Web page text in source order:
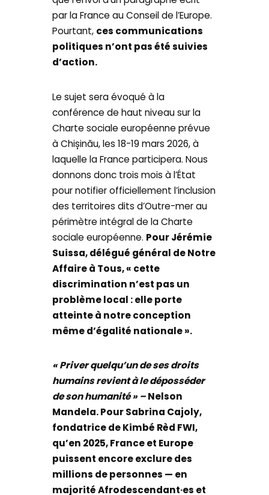
par la France au Conseil de l’Europe.
Pourtant, ces communications
politiques n’ont pas été suivies
d’action.
Le sujet sera évoqué à la
conférence de haut niveau sur la
Charte sociale européenne prévue
à Chișinău, les 18-19 mars 2026, à
laquelle la France participera. Nous
donnons donc trois mois à l’État
pour notifier officiellement l’inclusion
des territoires dits d’Outre-mer au
périmètre intégral de la Charte
sociale européenne. Pour Jérémie
Suissa, délégué général de Notre
Affaire à Tous, « cette
discrimination n’est pas un
problème local : elle porte
atteinte à notre conception
même d’égalité nationale ».
« Priver quelqu’un de ses droits
humains revient à le déposséder
de son humanité » –Nelson
Mandela.Pour Sabrina Cajoly,
fondatrice de Kimbé Rèd FWI,
qu’en 2025, France et Europe
puissent encore exclure des
millions de personnes — en
majorité Afrodescendant·es et